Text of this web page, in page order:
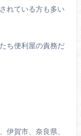
れている方も多い
ち便利屋の責務だ
伊賀市、奈良県、